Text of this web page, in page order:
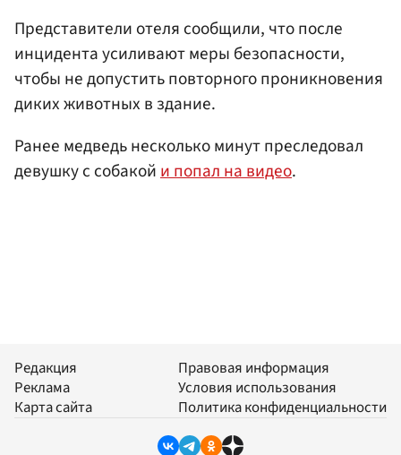
Представители отеля сообщили, что после
инцидента усиливают меры безопасности,
чтобы не допустить повторного проникновения
диких животных в здание.
Ранее медведь несколько минут преследовал
девушку с собакойи попал на видео.
Редакция
Реклама
Карта сайта
Правовая информация
Условия использования
Политика конфиденциальности